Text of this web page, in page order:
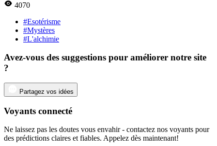
4070
#Esotérisme
#Mystères
#L'alchimie
Avez-vous des suggestions pour améliorer notre site
?
Partagez vos idées
Voyants connecté
Ne laissez pas les doutes vous envahir - contactez nos voyants pour
des prédictions claires et fiables. Appelez dès maintenant!